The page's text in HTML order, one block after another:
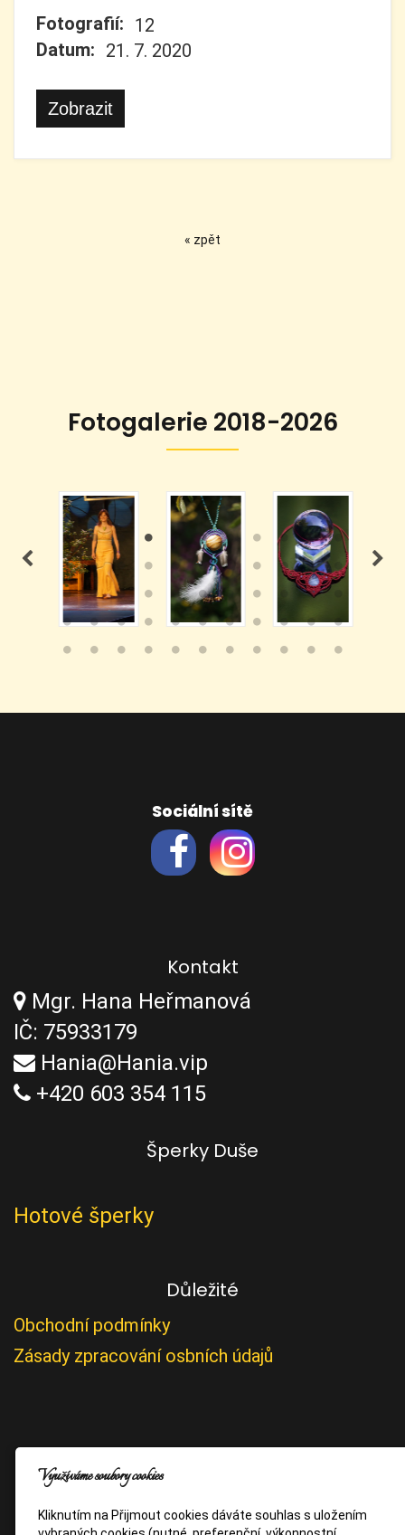
Fotografií: 12
Datum: 21. 7. 2020
Zobrazit
« zpět
Fotogalerie 2018-2026
Sociální sítě
Kontakt
Mgr. Hana Heřmanová
IČ: 75933179
Hania@Hania.vip
+420 603 354 115
Šperky Duše
Hotové šperky
Důležité
Obchodní podmínky
Zásady zpracování osbních údajů
Využíváme soubory cookies
Kliknutím na Přijmout cookies dáváte souhlas s uložením